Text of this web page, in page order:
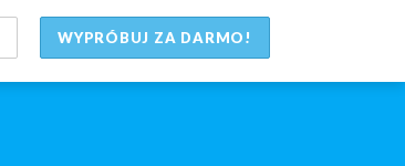
WYPRÓBUJ ZA DARMO!